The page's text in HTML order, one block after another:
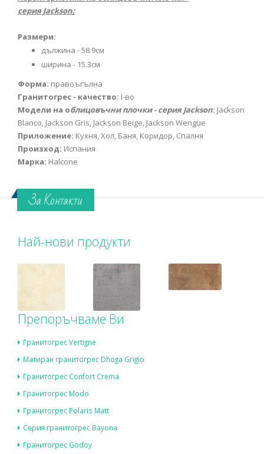
серия Jackson:
Размери:
дължина - 58.9см
ширина - 15.3см
Форма: правоъгълна
Гранитогрес - качество: I-во
Модели на облицовъчни плочки - серия Jackson: Jackson
Blanco, Jackson Gris, Jackson Beige, Jackson Wengue
Приложение: Кухня, Хол, Баня, Коридор, Спалня
Произход: Испания
Марка: Halcone
За Контакти
Най-нови продукти
Препоръчваме Ви
Гранитогрес Vertigne
Матиран гранитогрес Dhoga Grigio
Гранитогрес Confort Crema
Гранитогрес Modo
Гранитогрес Polaris Matt
Серия гранитогрес Bayona
Гранитогрес Godoy